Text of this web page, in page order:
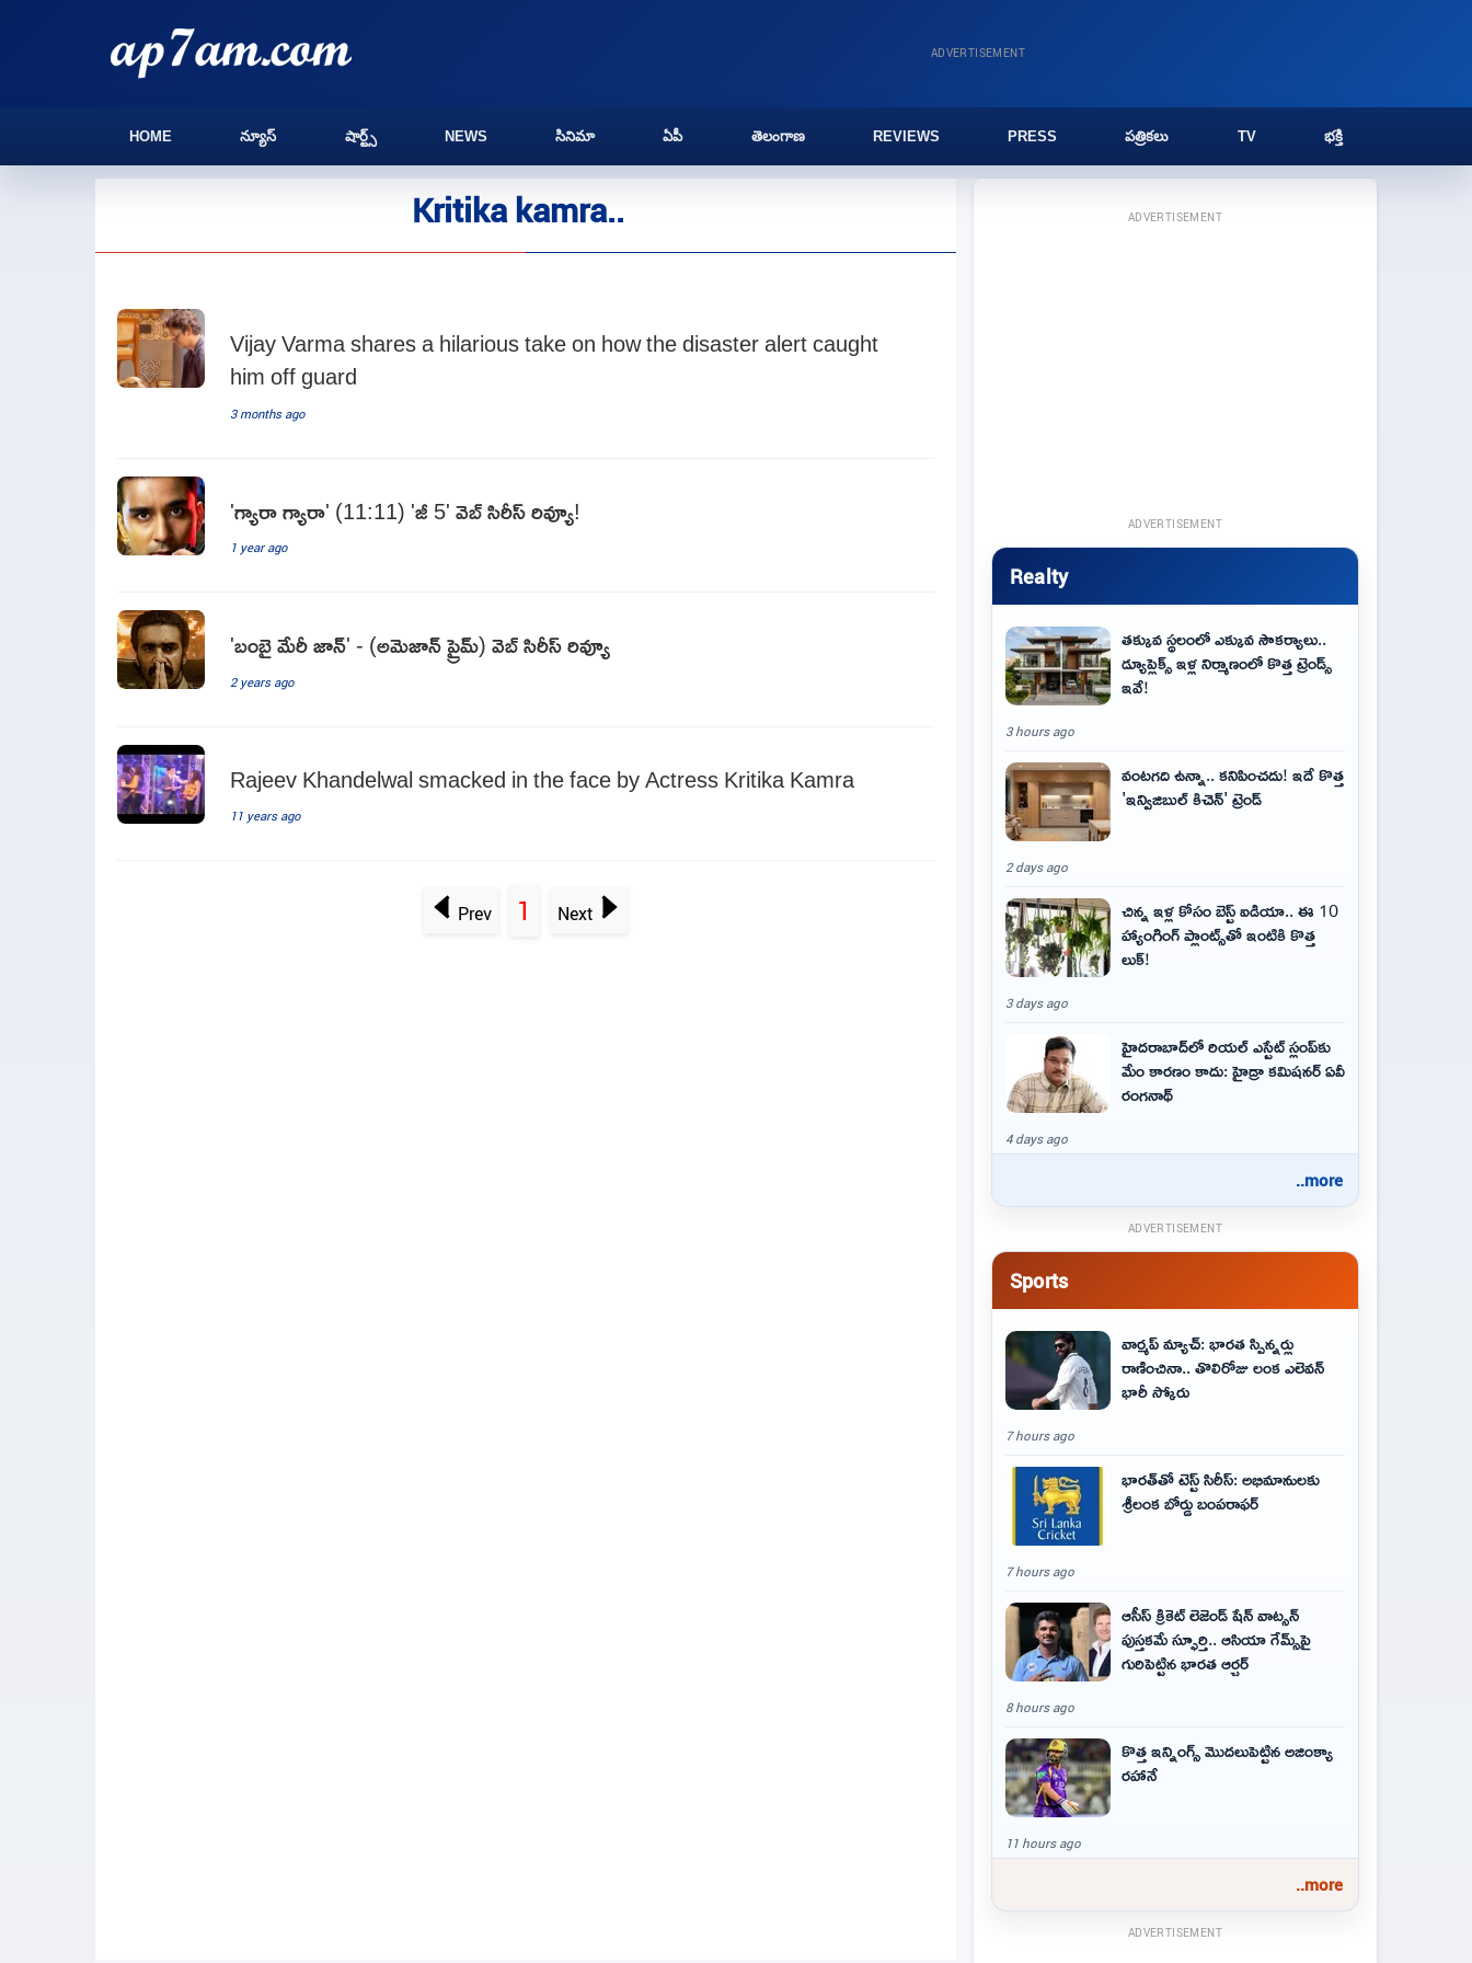
ADVERTISEMENT
HOME న్యూస్ షార్ట్స్ NEWS సినిమా ఏపీ తెలంగాణ REVIEWS PRESS పత్రికలు TV భక్తి
Kritika kamra..
Vijay Varma shares a hilarious take on how the disaster alert caught
him off guard
3 months ago
'గ్యారా గ్యారా' (11:11) 'జీ 5' వెబ్ సిరీస్ రివ్యూ!
1 year ago
'బంబై మేరీ జాన్' - (అమెజాన్ ప్రైమ్) వెబ్ సిరీస్ రివ్యూ
2 years ago
Rajeev Khandelwal smacked in the face by Actress Kritika Kamra
11 years ago
Prev 1 Next
ADVERTISEMENT
ADVERTISEMENT
Realty
తక్కువ స్థలంలో ఎక్కువ సౌకర్యాలు..
డ్యూప్లెక్స్ ఇళ్ల నిర్మాణంలో కొత్త ట్రెండ్స్
ఇవే!
3 hours ago
వంటగది ఉన్నా.. కనిపించదు! ఇదే కొత్త
'ఇన్విజిబుల్ కిచెన్' ట్రెండ్
2 days ago
చిన్న ఇళ్ల కోసం బెస్ట్ ఐడియా.. ఈ 10
హ్యాంగింగ్ ప్లాంట్స్‌తో ఇంటికి కొత్త
లుక్!
3 days ago
హైదరాబాద్‌లో రియల్ ఎస్టేట్ స్లంప్‌కు
మేం కారణం కాదు: హైడ్రా కమిషనర్ ఏవీ
రంగనాథ్
4 days ago
..more
ADVERTISEMENT
Sports
వార్మప్ మ్యాచ్: భారత స్పిన్నర్లు
రాణించినా.. తొలిరోజు లంక ఎలెవన్
భారీ స్కోరు
7 hours ago
భారత్‌తో టెస్ట్ సిరీస్: అభిమానులకు
శ్రీలంక బోర్డు బంపరాఫర్
7 hours ago
ఆసీస్ క్రికెట్ లెజెండ్ షేన్ వాట్సన్
పుస్తకమే స్ఫూర్తి.. ఆసియా గేమ్స్‌పై
గురిపెట్టిన భారత ఆర్చర్
8 hours ago
కొత్త ఇన్నింగ్స్ మొదలుపెట్టిన అజింక్యా
రహానే
11 hours ago
..more
ADVERTISEMENT